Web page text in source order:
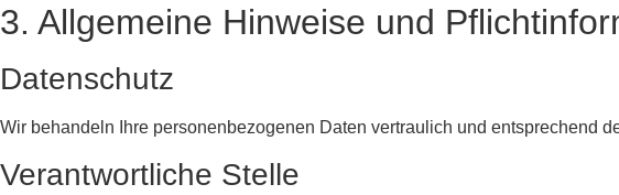
3. Allgemeine Hinweise und
Datenschutz
Wir behandeln Ihre personenbezogenen Daten vertraulich und entsprechend
Verantwortliche Stelle